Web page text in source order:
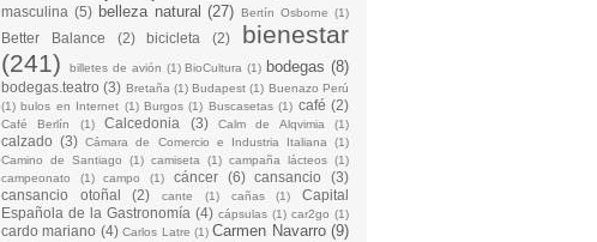
masculina (5) belleza natural (27) Bertín Osborne (1)
Better Balance (2) bicicleta (2)
bienestar
(241)
billetes de avión (1) BioCultura (1) bodegas (8)
bodegas.teatro (3) Bretaña (1) Budapest (1) Buenazo Perú
(1) bulos en Internet (1) Burgos (1) Buscasetas (1) café (2)
Café Berlín (1) Calcedonia (3) Calm de Alqvimia (1)
calzado (3) Cámara de Comercio e Industria Italiana (1)
Camino de Santiago
(1) camiseta (1) campaña lácteos (1)
campeonato
(1) campo (1) cáncer (6) cansancio
(3)
cansancio otoñal
(2) cante (1) cañas (1)
Capital
Española de la Gastronomía (4) cápsulas (1) car2go (1)
cardo mariano (4) Carlos Latre (1) Carmen Navarro (9)